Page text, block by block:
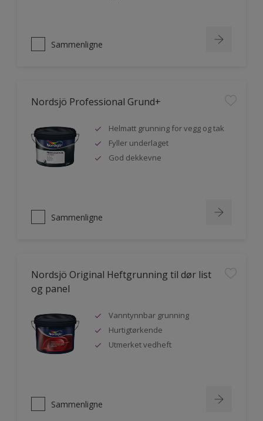
Sammenligne
Nordsjö Professional Grund+
Helmatt grunning for vegg og tak
Fyller underlaget
God dekkevne
Sammenligne
Nordsjö Original Heftgrunning til dør list
og panel
Vanntynnbar grunning
Hurtigtørkende
Utmerket vedheft
Sammenligne